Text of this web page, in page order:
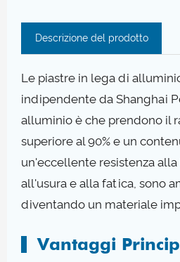
Descrizione del prodotto
Le piastre in lega di
indipendente da Shanghai
alluminio è che prendono il
superiore al 90% e un
un'eccellente resistenza
all'usura e alla fatica, sono
diventando un materiale
Vantaggi